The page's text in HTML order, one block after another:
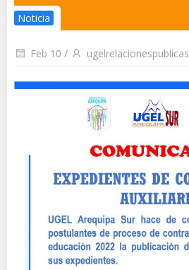
Noticia
Feb 10 / ugelrelacionespublicas